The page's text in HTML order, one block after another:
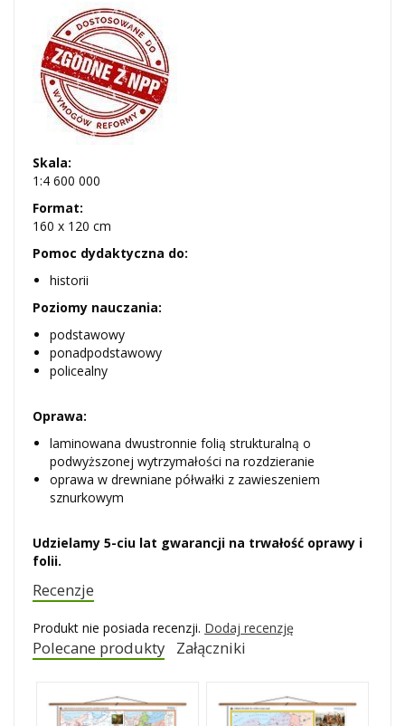
Skala:
1:4 600 000
Format:
160 x 120 cm
Pomoc dydaktyczna do:
historii
Poziomy nauczania:
podstawowy
ponadpodstawowy
policealny
Oprawa:
laminowana dwustronnie folią strukturalną o
podwyższonej wytrzymałości na rozdzieranie
oprawa w drewniane półwałki z zawieszeniem
sznurkowym
Udzielamy 5-ciu lat gwarancji na trwałość oprawy i
folii.
Recenzje
Produkt nie posiada recenzji. Dodaj recenzję
Polecane produkty Załączniki